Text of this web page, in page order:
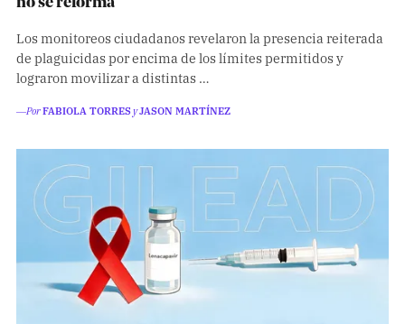
Los monitoreos ciudadanos revelaron la presencia reiterada
de plaguicidas por encima de los límites permitidos y
lograron movilizar a distintas …
―PorFABIOLA TORRESyJASON MARTÍNEZ